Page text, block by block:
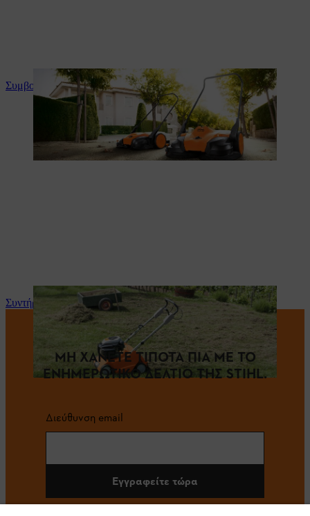
Συμβουλές και οδηγίες για το προϊόν
Συντήρηση και επισκευή
ΜΗ ΧΑΝΕΤΕ ΤΙΠΟΤΑ ΠΙΑ ΜΕ ΤΟ
ΕΝΗΜΕΡΩΤΙΚΟ ΔΕΛΤΙΟ ΤΗΣ STIHL.
Διεύθυνση email
Εγγραφείτε τώρα